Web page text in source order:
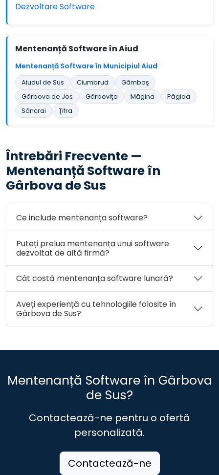
Dezvoltare Software
Mentenanță Software în Aiud
Mentenanță Software în Municipiul Aiud
Aiudul de Sus Ciumbrud
Gâmbaş
Gârbova de Jos
Gârboviţa Măgina
Păgida
Sâncrai
Ţifra
Întrebări Frecvente —
Mentenanță Software în
Gârbova de Sus
Ce include mentenanța software?
Puteți prelua mentenanța unui software
dezvoltat de altă firmă?
Cât costă mentenanța software lunară?
Aveți experiență cu tehnologiile folosite în
Gârbova de Sus?
Mentenanță Software în Gârbova
de Sus?
Contactează-ne pentru o ofertă
personalizată.
Contactează-ne